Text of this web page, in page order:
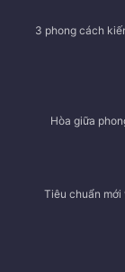
3 phong cách
Hòa giữa
Tiêu chuẩn